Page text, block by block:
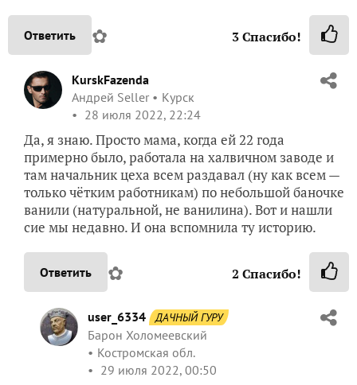
Ответить ✿ 3Спасибо!
KurskFazenda
Андрей Seller
Курск
28 июля 2022, 22:24
Да, я знаю. Просто мама, когда ей 22 года
примерно было, работала на халвичном заводе и
там начальник цеха всем раздавал (ну как всем —
только чётким работникам) по небольшой баночке
ванили (натуральной, не ванилина). Вот и нашли
сие мы недавно. И она вспомнила ту историю.
Ответить ✿ 2 Спасибо!
user_6334 ДАЧНЫЙ ГУРУ
Барон Холомеевский
Костромская обл.
29 июля 2022, 00:50